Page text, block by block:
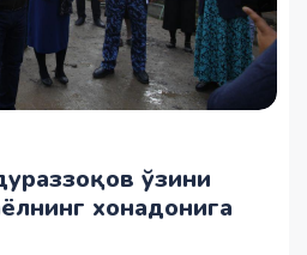
ўзини
хонадонига